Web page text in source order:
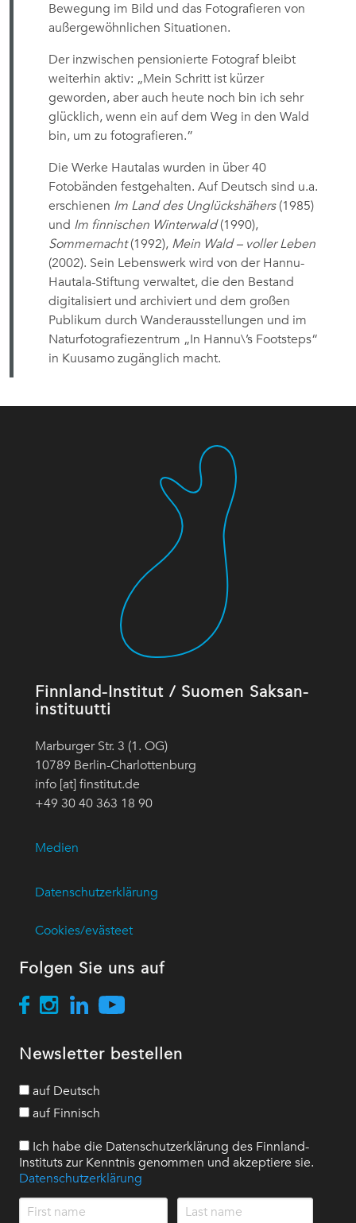
Bewegung im Bild und das Fotografieren von
außergewöhnlichen Situationen.
Der inzwischen pensionierte Fotograf bleibt
weiterhin aktiv: „Mein Schritt ist kürzer
geworden, aber auch heute noch bin ich sehr
glücklich, wenn ein auf dem Weg in den Wald
bin, um zu fotografieren.”
Die Werke Hautalas wurden in über 40
Fotobänden festgehalten. Auf Deutsch sind u.a.
erschienen Im Land des Unglückshähers(1985)
und Im finnischen Winterwald(1990),
Sommernacht(1992), Mein Wald – voller Leben
(2002). Sein Lebenswerk wird von der Hannu-
Hautala-Stiftung verwaltet, die den Bestand
digitalisiert und archiviert und dem großen
Publikum durch Wanderausstellungen und im
Naturfotografiezentrum „In Hannu\’s Footsteps“
in Kuusamo zugänglich macht.
Finnland-Institut / Suomen Saksan-
instituutti
Marburger Str. 3 (1. OG)
10789 Berlin-Charlottenburg
info [at] finstitut.de
+49 30 40 363 18 90
Medien
Datenschutzerklärung
Cookies/evästeet
Folgen Sie uns auf
Newsletter bestellen
auf Deutsch
auf Finnisch
Ich habe die Datenschutzerklärung des Finnland-
Instituts zur Kenntnis genommen und akzeptiere sie.
Datenschutzerklärung